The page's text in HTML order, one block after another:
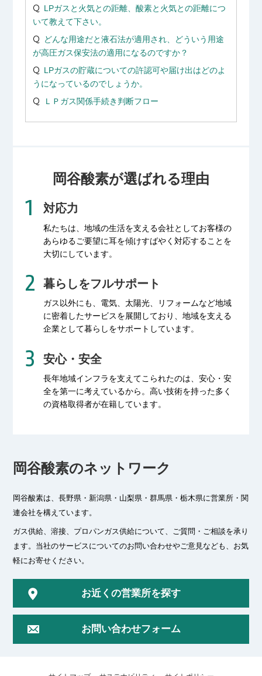
LPガスと火気との距離、酸素と火気との距離につ
いて教えて下さい。
どんな用途だと液石法が適用され、どういう用途
が高圧ガス保安法の適用になるのですか？
LPガスの貯蔵についての許認可や届け出はどのよ
うになっているのでしょうか。
ＬＰガス関係手続き判断フロー
岡谷酸素が選ばれる理由
対応力
私たちは、地域の生活を支える会社としてお客様の
あらゆるご要望に耳を傾けすばやく対応することを
大切にしています。
暮らしをフルサポート
ガス以外にも、電気、太陽光、リフォームなど地域
に密着したサービスを展開しており、地域を支える
企業として暮らしをサポートしています。
安心・安全
長年地域インフラを支えてこられたのは、安心・安
全を第一に考えているから。高い技術を持った多く
の資格取得者が在籍しています。
岡谷酸素のネットワーク
岡谷酸素は、長野県・新潟県・山梨県・群馬県・栃木県に営業所・関
連会社を構えています。
ガス供給、溶接、プロパンガス供給について、ご質問・ご相談を承り
ます。 当社のサービスについてのお問い合わせやご意見なども、お気
軽にお寄せください。
お近くの営業所を探す
お問い合わせフォーム